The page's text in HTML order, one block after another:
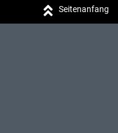
Seitenanfang